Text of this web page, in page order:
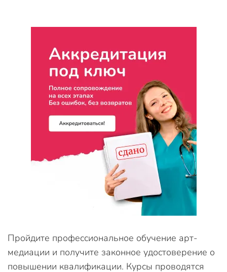
Пройдите профессиональное обучение арт-
медиации и получите законное удостоверение о
повышении квалификации. Курсы проводятся